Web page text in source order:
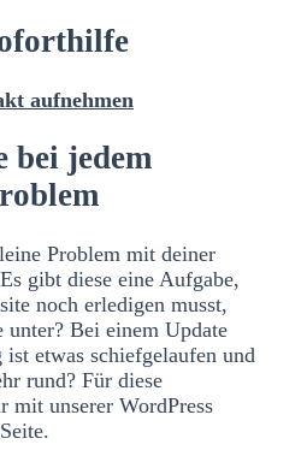
aufnehmen
bei jedem
Problem mit deiner
gibt diese eine Aufgabe,
noch erledigen musst,
unter? Bei einem Update
ist etwas schiefgelaufen und
rund? Für diese
mit unserer WordPress